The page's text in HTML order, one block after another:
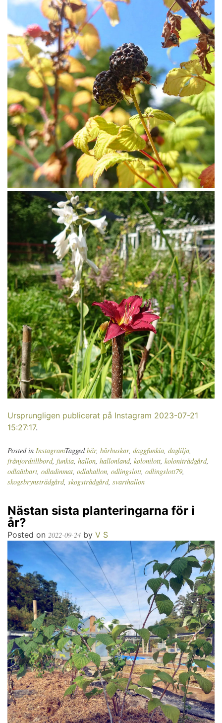
Ursprungligen publicerat på Instagram 2023-07-21
15:27:17.
Posted in InstagramTaggedbär, bärbuskar, daggfunkia, daglilja,
frånjordtillbord, funkia, hallon, hallonland, kolonilott, koloniträdgård,
odlaätbart, odladinmat, odlahallon, odlingslott, odlingslott79,
skogsbrynsträdgård, skogsträdgård, svarthallon
Nästan sista planteringarna för i
år?
Posted on 2022-09-24 by V S